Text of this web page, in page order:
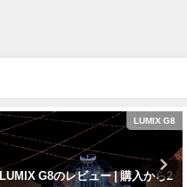
LUMIX G8
LUMIX G8のレビュー | 購入から2